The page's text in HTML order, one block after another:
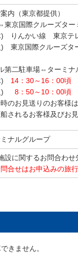
内（東京都提供）
東京国際クルーズタ
りんかい線 東京テ
) 東京国際クルー
第二駐車場⇔ターミ
)
14：30～16：00頃
)
8：50～10：00頃
のお見送りのお客様
されるお客様及びお
ナルグループ
に関するお問合わせ
合せはお申込みの旅
きません。